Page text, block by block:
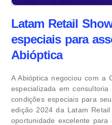
Latam Retail
especiais para
Abióptica
A Abióptica negociou com a
especializada em consultoria
condições especiais para
edição 2024 da Latam Retail
oportunidade excelente